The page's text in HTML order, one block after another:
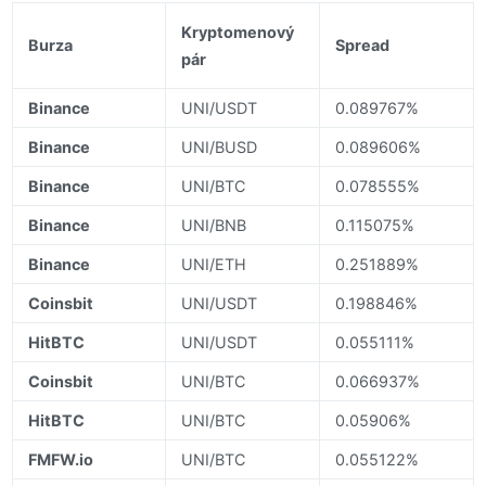
Burza
Kryptomenový
pár
Spread
Binance UNI/USDT 0.089767%
Binance UNI/BUSD 0.089606%
Binance UNI/BTC 0.078555%
Binance UNI/BNB 0.115075%
Binance UNI/ETH 0.251889%
Coinsbit UNI/USDT 0.198846%
HitBTC UNI/USDT 0.055111%
Coinsbit UNI/BTC 0.066937%
HitBTC UNI/BTC 0.05906%
FMFW.io UNI/BTC 0.055122%